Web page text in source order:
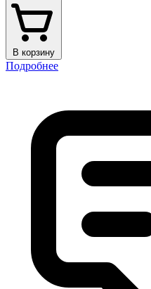
В корзину
Подробнее